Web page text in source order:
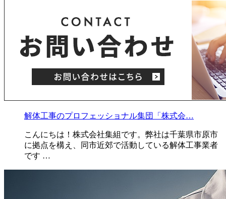
解体工事のプロフェッショナル集団「株式会…
こんにちは！株式会社集組です。弊社は千葉県市原市
に拠点を構え、同市近郊で活動している解体工事業者
です …